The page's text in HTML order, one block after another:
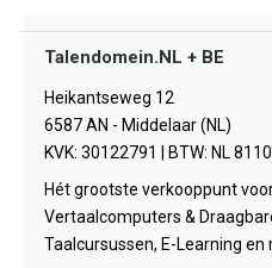
Talendomein.NL + BE
Heikantseweg 12
6587 AN - Middelaar (NL)
KVK: 30122791 | BTW: NL
Hét grootste verkooppunt
Vertaalcomputers &
Taalcursussen, E-Learning en